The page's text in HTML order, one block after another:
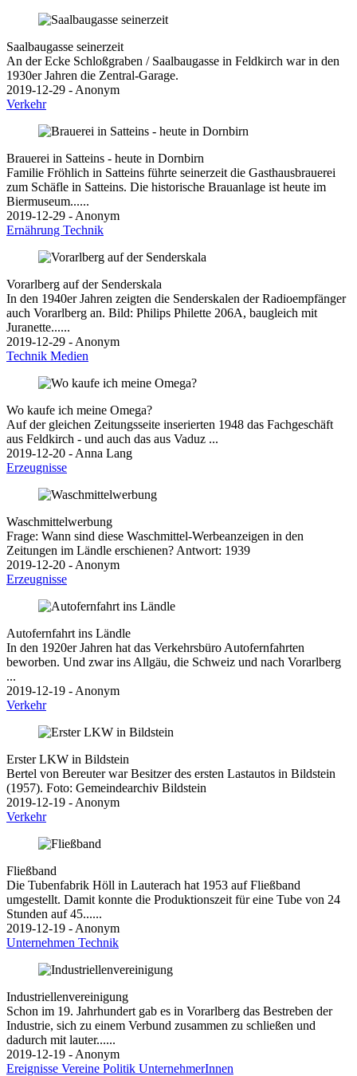
Saalbaugasse seinerzeit
An der Ecke Schloßgraben / Saalbaugasse in Feldkirch war in den
1930er Jahren die Zentral-Garage.
2019-12-29 - Anonym
Verkehr
Brauerei in Satteins - heute in Dornbirn
Familie Fröhlich in Satteins führte seinerzeit die Gasthausbrauerei
zum Schäfle in Satteins. Die historische Brauanlage ist heute im
Biermuseum......
2019-12-29 - Anonym
Ernährung Technik
Vorarlberg auf der Senderskala
In den 1940er Jahren zeigten die Senderskalen der Radioempfänger
auch Vorarlberg an. Bild: Philips Philette 206A, baugleich mit
Juranette......
2019-12-29 - Anonym
Technik Medien
Wo kaufe ich meine Omega?
Auf der gleichen Zeitungsseite inserierten 1948 das Fachgeschäft
aus Feldkirch - und auch das aus Vaduz ...
2019-12-20 - Anna Lang
Erzeugnisse
Waschmittelwerbung
Frage: Wann sind diese Waschmittel-Werbeanzeigen in den
Zeitungen im Ländle erschienen? Antwort: 1939
2019-12-20 - Anonym
Erzeugnisse
Autofernfahrt ins Ländle
In den 1920er Jahren hat das Verkehrsbüro Autofernfahrten
beworben. Und zwar ins Allgäu, die Schweiz und nach Vorarlberg
...
2019-12-19 - Anonym
Verkehr
Erster LKW in Bildstein
Bertel von Bereuter war Besitzer des ersten Lastautos in Bildstein
(1957). Foto: Gemeindearchiv Bildstein
2019-12-19 - Anonym
Verkehr
Fließband
Die Tubenfabrik Höll in Lauterach hat 1953 auf Fließband
umgestellt. Damit konnte die Produktionszeit für eine Tube von 24
Stunden auf 45......
2019-12-19 - Anonym
Unternehmen Technik
Industriellenvereinigung
Schon im 19. Jahrhundert gab es in Vorarlberg das Bestreben der
Industrie, sich zu einem Verbund zusammen zu schließen und
dadurch mit lauter......
2019-12-19 - Anonym
Ereignisse Vereine Politik UnternehmerInnen